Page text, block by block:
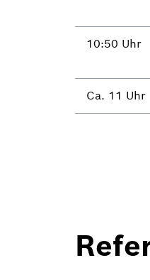
10:50 Uhr
Ca. 11 Uhr